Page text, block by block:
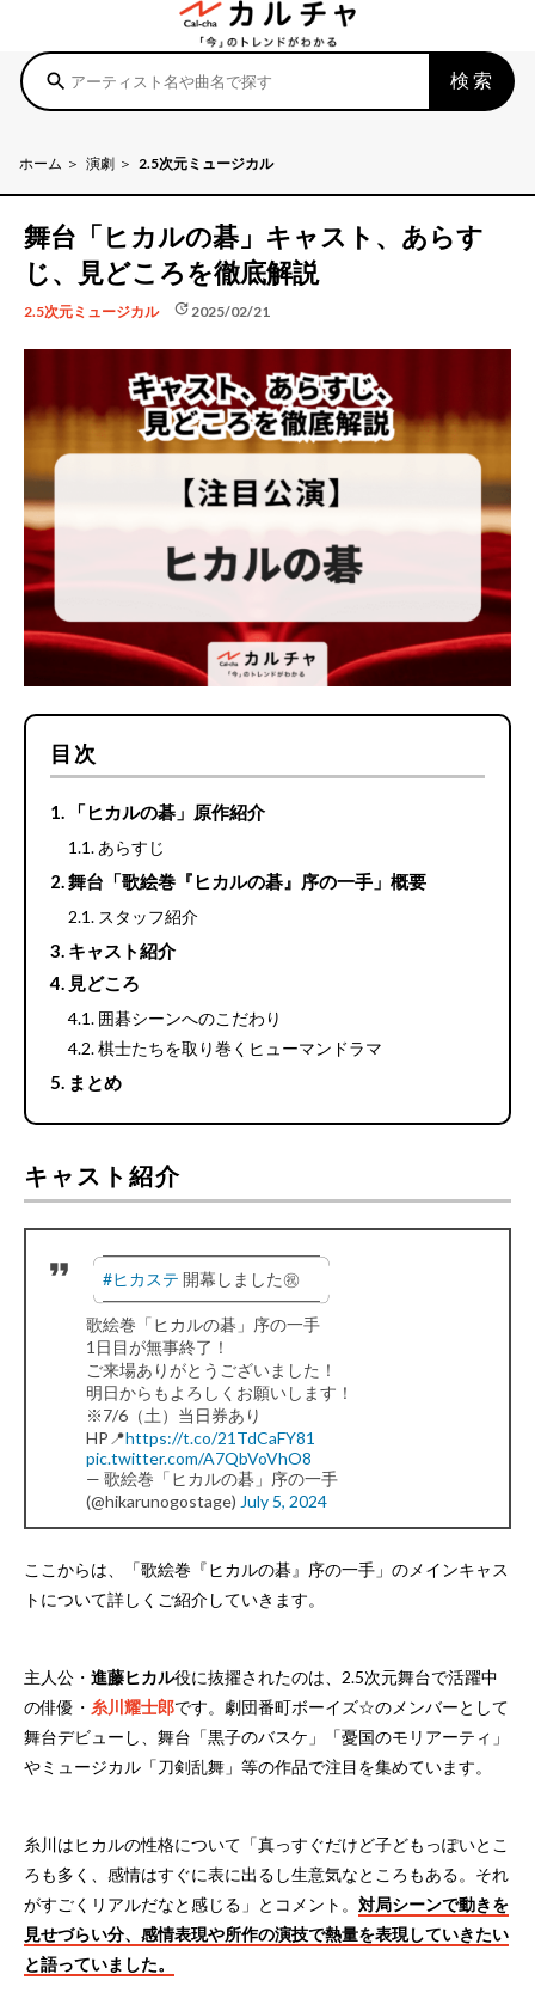
search 検索
ホーム 演劇 2.5次元ミュージカル
舞台「ヒカルの碁」キャスト、あらす
じ、見どころを徹底解説
2.5次元ミュージカル update 2025/02/21
目次
「ヒカルの碁」原作紹介
あらすじ
舞台「歌絵巻『ヒカルの碁』序の一手」概要
スタッフ紹介
キャスト紹介
見どころ
囲碁シーンへのこだわり
棋士たちを取り巻くヒューマンドラマ
まとめ
キャスト紹介
╭━━━━━━━━━━━━━╮
#ヒカステ 開幕しました㊗
╰━━━━━━━━━━━━━╯
歌絵巻「ヒカルの碁」序の一手
1日目が無事終了！
ご来場ありがとうございました！
明日からもよろしくお願いします！
※7/6（土）当日券あり
HP📍https://t.co/21TdCaFY81
pic.twitter.com/A7QbVoVhO8
— 歌絵巻「ヒカルの碁」序の一手
(@hikarunogostage) July 5, 2024
ここからは、「歌絵巻『ヒカルの碁』序の一手」のメインキャス
トについて詳しくご紹介していきます。
主人公・ 進藤ヒカル役に抜擢されたのは、2.5次元舞台で活躍中
の俳優・ 糸川耀士郎です。劇団番町ボーイズ☆のメンバーとして
舞台デビューし、舞台「黒子のバスケ」「憂国のモリアーティ」
やミュージカル「刀剣乱舞」等の作品で注目を集めています。
糸川はヒカルの性格について「真っすぐだけど子どもっぽいとこ
ろも多く、感情はすぐに表に出るし生意気なところもある。それ
がすごくリアルだなと感じる」とコメント。 対局シーンで動きを
見せづらい分、感情表現や所作の演技で熱量を表現していきたい
と語っていました。